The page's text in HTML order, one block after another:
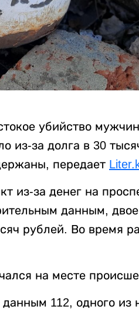
убийство
из-за долга в 30
передает
из-за денег на
данным,
рублей. Во время
на месте
112, одного из